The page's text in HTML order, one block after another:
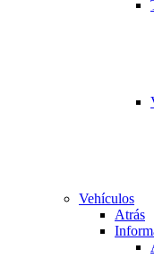
Vehículos
Atrás